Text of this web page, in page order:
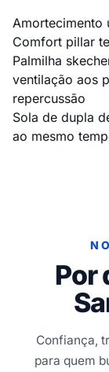
Amortecimento
Comfort pillar
Palmilha
ventilação aos
repercussão
Sola de dupla
ao mesmo
Por
Confiança,
para quem